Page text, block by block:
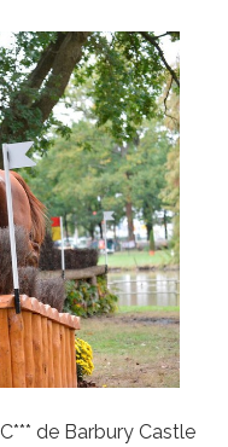
de Barbury Castle